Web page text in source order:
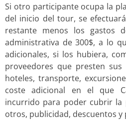
Si otro participante ocupa la
del inicio del tour, se
restante menos los gastos
administrativa de 300$, a lo
adicionales, si los hubiera,
proveedores que presten
hoteles, transporte,
coste adicional en el que
incurrido para poder cubrir la
otros, publicidad, descuentos y